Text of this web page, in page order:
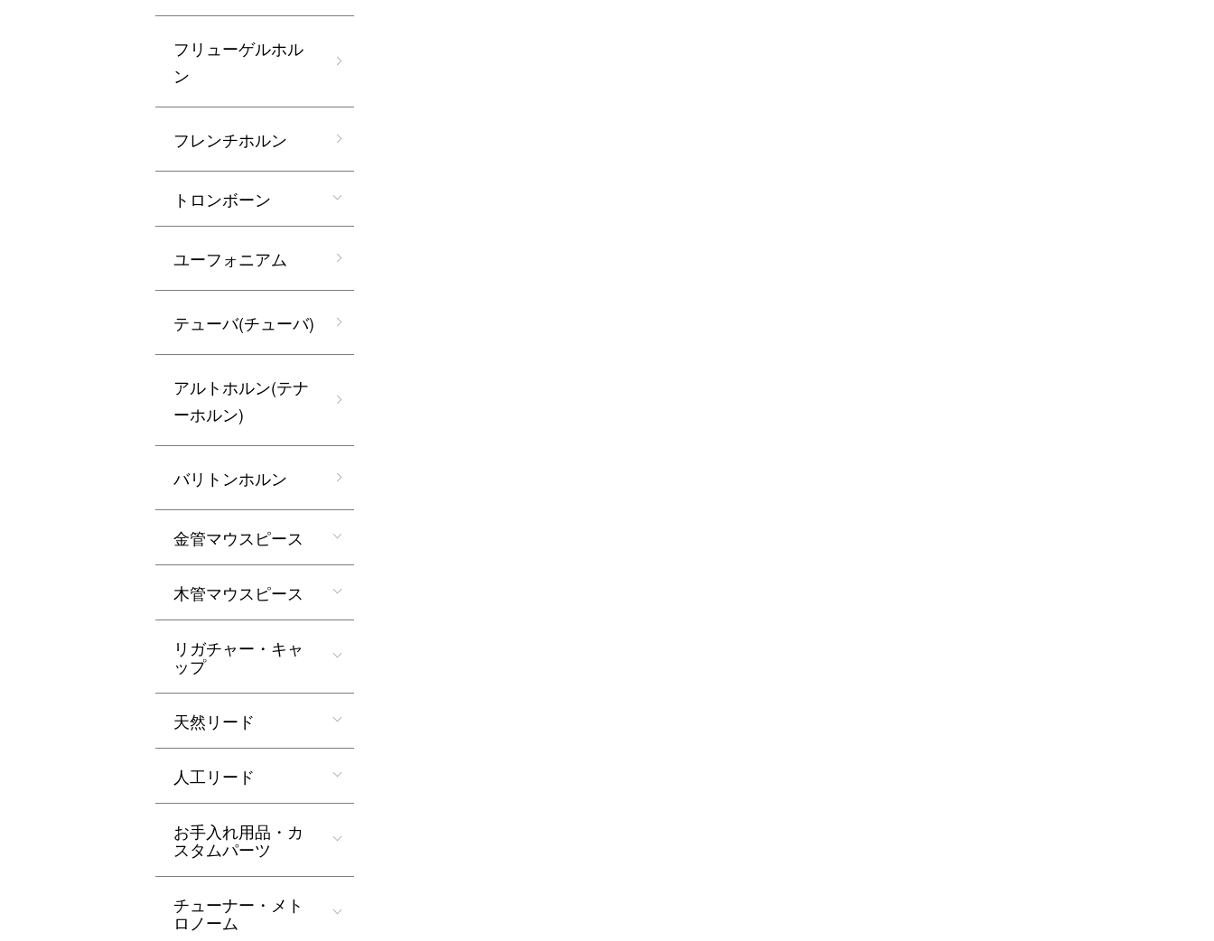
フリューゲルホル
ン
フレンチホルン
トロンボーン
ユーフォニアム
テューバ(チューバ)
アルトホルン(テナ
ーホルン)
バリトンホルン
金管マウスピース
木管マウスピース
リガチャー・キャ
ップ
天然リード
人工リード
お手入れ用品・カ
スタムパーツ
チューナー・メト
ロノーム